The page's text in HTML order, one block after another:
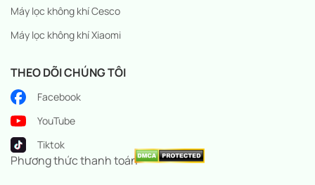
Máy lọc không khí Cesco
Máy lọc không khí Xiaomi
THEO DÕI CHÚNG TÔI
Facebook
YouTube
Tiktok
Phương thức thanh toán